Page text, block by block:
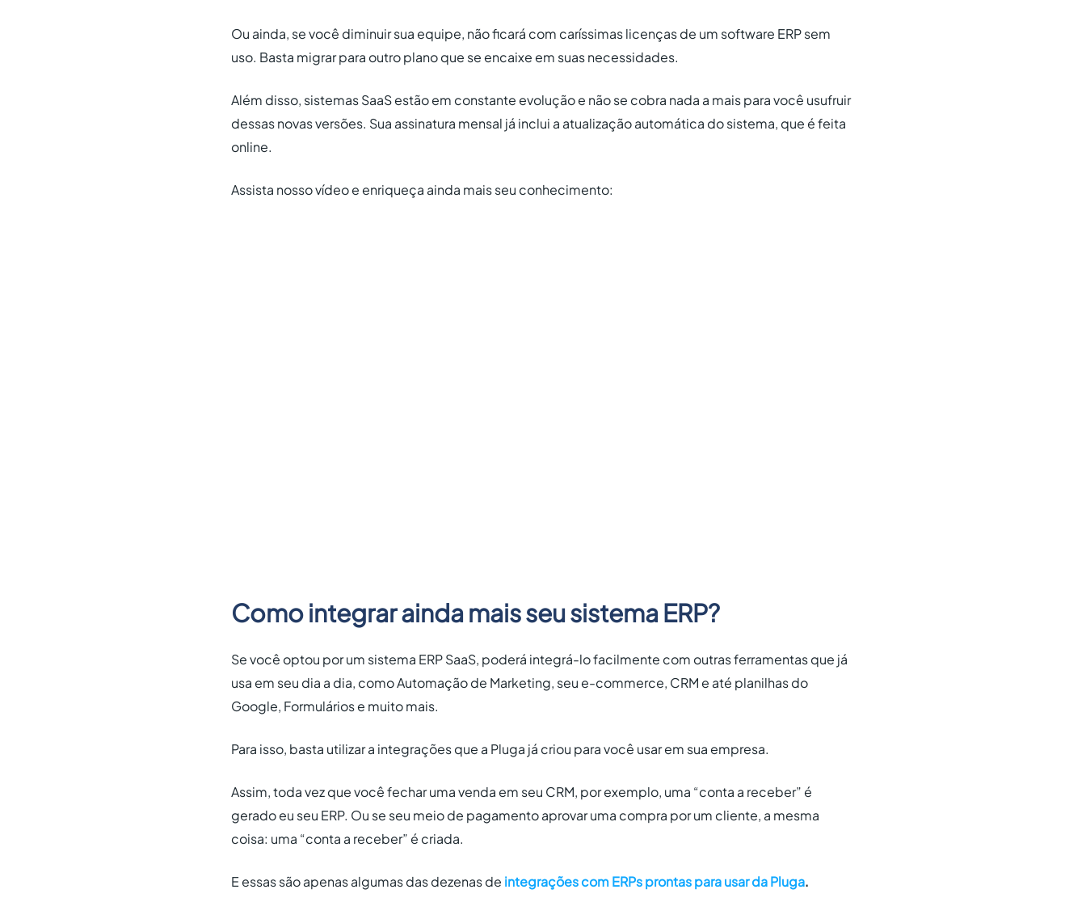
Ou ainda, se você diminuir sua equipe, não ficará com caríssimas licenças de um software ERP sem
uso. Basta migrar para outro plano que se encaixe em suas necessidades.
Além disso, sistemas SaaS estão em constante evolução e não se cobra nada a mais para você usufruir
dessas novas versões. Sua assinatura mensal já inclui a atualização automática do sistema, que é feita
online.
Assista nosso vídeo e enriqueça ainda mais seu conhecimento:
Como integrar ainda mais seu sistema ERP?
Se você optou por um sistema ERP SaaS, poderá integrá-lo facilmente com outras ferramentas que já
usa em seu dia a dia, como Automação de Marketing, seu e-commerce, CRM e até planilhas do
Google, Formulários e muito mais.
Para isso, basta utilizar a integrações que a Pluga já criou para você usar em sua empresa.
Assim, toda vez que você fechar uma venda em seu CRM, por exemplo, uma “conta a receber” é
gerado eu seu ERP. Ou se seu meio de pagamento aprovar uma compra por um cliente, a mesma
coisa: uma “conta a receber” é criada.
E essas são apenas algumas das dezenas de integrações com ERPs prontas para usar da Pluga.